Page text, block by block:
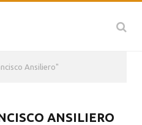
Ansiliero"
ANSILIERO